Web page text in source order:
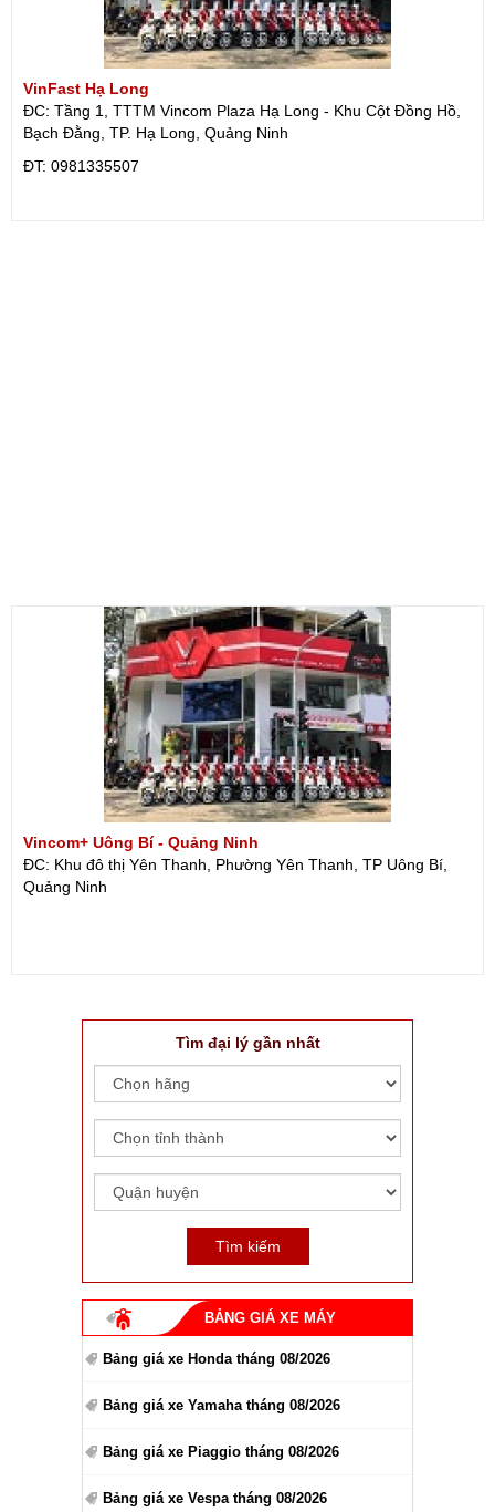
VinFast Hạ Long
ĐC: Tầng 1, TTTM Vincom Plaza Hạ Long - Khu Cột Đồng Hồ,
Bạch Đằng, TP. Hạ Long, Quảng Ninh
ÐT: 0981335507
Vincom+ Uông Bí - Quảng Ninh
ĐC: Khu đô thị Yên Thanh, Phường Yên Thanh, TP Uông Bí,
Quảng Ninh
Tìm đại lý gần nhất
BẢNG GIÁ XE MÁY
Bảng giá xe Honda tháng 08/2026
Bảng giá xe Yamaha tháng 08/2026
Bảng giá xe Piaggio tháng 08/2026
Bảng giá xe Vespa tháng 08/2026